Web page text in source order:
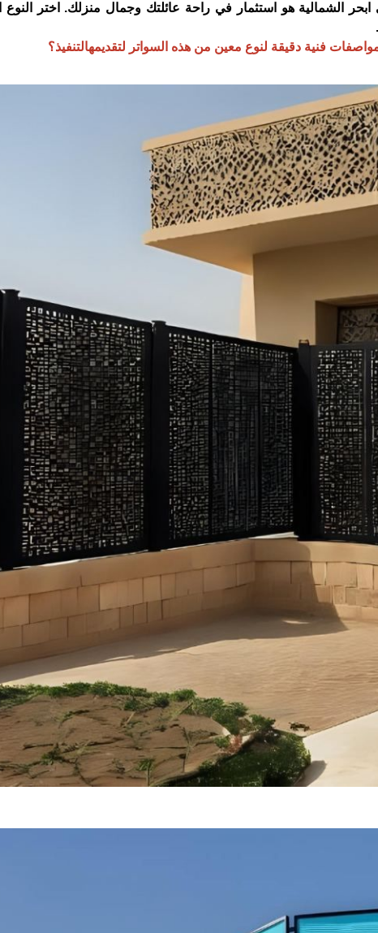
الشمالية هو استثمار في راحة عائلتك وجمال منزلك. اختر النوع
فنية دقيقة لنوع معين من هذه السواتر لتقديمهالتنفيذ؟